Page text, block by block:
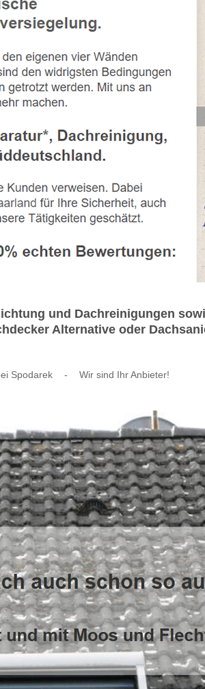
und Dachreinigungen
Alternative oder
Spodarek - Wir sind Ihr Anbieter!